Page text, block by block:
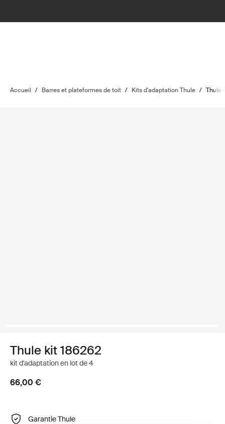
Accueil / Barres et plateformes de toit / Kits d'adaptation Thule / Thule
Thule kit 186262
kit d'adaptation en lot de 4
66,00 €
Garantie Thule